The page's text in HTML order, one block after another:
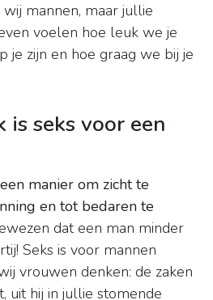
mannen, maar jullie
voelen hoe leuk we je
je zijn en hoe graag we bij je
seks voor een
manier om zicht te
en tot bedaren te
dat een man minder
Seks is voor mannen
vrouwen denken: de zaken
uit hij in jullie stomende